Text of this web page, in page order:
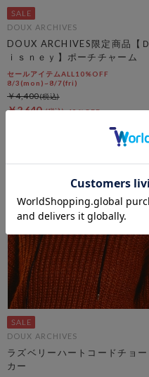
DOUX ARCHIVES
DOUX ARCHIVES限定商品【Ｄ
ｉｓｎｅｙ】ポーチチャーム
セールアイテムALL10%OFF
8/3(mon)~8/7(fri)
￥2,640 40％OFF
￥4,400
DOUX ARCHIVES
ラズベリーハートコードチョー
カー